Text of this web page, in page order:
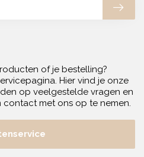
of je bestelling?
Hier vind je onze
op veelgestelde vragen en
met ons op te nemen.